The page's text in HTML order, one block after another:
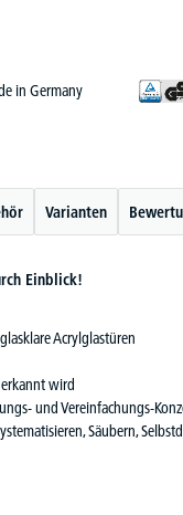
in Germany
Varianten
Einblick!
Acrylglastüren
wird
und Vereinfachungs-
Säubern,